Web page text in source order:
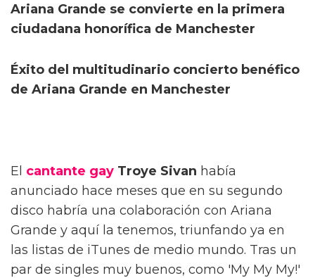
Ariana Grande se convierte en la primera
ciudadana honorífica de Manchester
Éxito del multitudinario concierto benéfico
de Ariana Grande en Manchester
El cantante gay Troye Sivan había
anunciado hace meses que en su segundo
disco habría una colaboración con Ariana
Grande y aquí la tenemos, triunfando ya en
las listas de iTunes de medio mundo. Tras un
par de singles muy buenos, como 'My My My!'